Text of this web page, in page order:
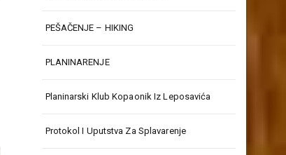
PEŠAČENJE – HIKING
PLANINARENJE
Planinarski Klub Kopaonik Iz Leposavića
Protokol I Uputstva Za Splavarenje